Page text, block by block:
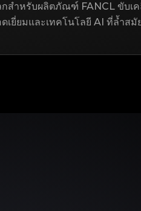
กสำหรับผลิตภัณฑ์ FANCL ขับเ
ดเยี่ยมและเทคโนโลยี AI ที่ล้ำสมั